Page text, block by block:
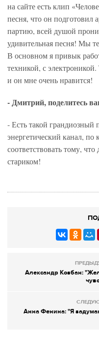
на сайте есть клип
песня, что он подготовил
партию, всей душой
удивительная песня! Мы
В основном я привык
техникой, с
и он мне очень нравится!
- Дмитрий, поделитесь
- Есть такой грандиозный
энергетический канал, по
соответствовать тому,
стариком!
Александр Козбан:
Анна Фенина: "Я